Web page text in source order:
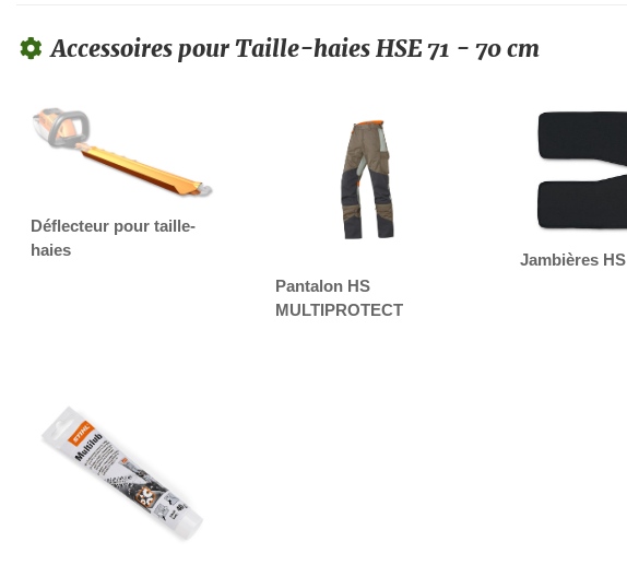
Accessoires pour Taille-haies HSE 71 - 70 cm
Déflecteur pour taille-
haies
Pantalon HS
MULTIPROTECT
Jambières HS